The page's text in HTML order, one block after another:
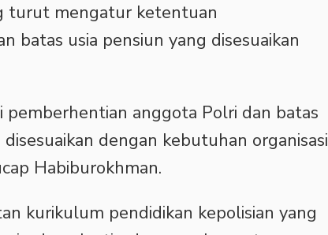
turut mengatur ketentuan
batas usia pensiun yang disesuaikan
pemberhentian anggota Polri dan batas
dengan kebutuhan organisasi
Habiburokhman.
kurikulum pendidikan kepolisian yang